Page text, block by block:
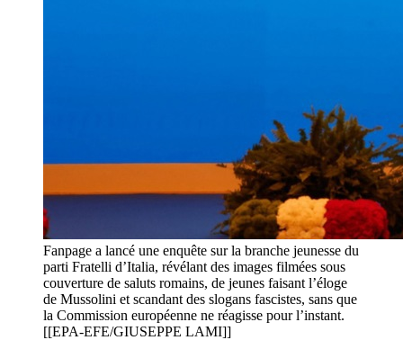
Fanpage a lancé une enquête sur la branche jeunesse du
parti Fratelli d’Italia, révélant des images filmées sous
couverture de saluts romains, de jeunes faisant l’éloge
de Mussolini et scandant des slogans fascistes, sans que
la Commission européenne ne réagisse pour l’instant.
[[EPA-EFE/GIUSEPPE LAMI]]